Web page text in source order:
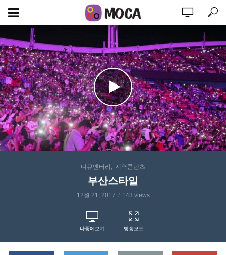
다큐멘터리 지역콘텐츠
부산스타일
12월 21, 2017 143 views
나중에보기 방송모드